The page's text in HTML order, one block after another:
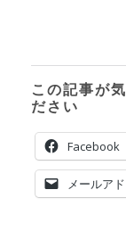
この記事が
ださい
Facebook
メールア